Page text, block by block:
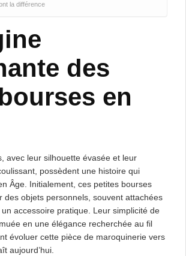
la différence
des
en
avec leur silhouette évasée et leur
possèdent une histoire qui
Âge. Initialement, ces petites bourses
des objets personnels, souvent attachées
accessoire pratique. Leur simplicité de
en une élégance recherchée au fil
évoluer cette pièce de maroquinerie vers
aujourd’hui.